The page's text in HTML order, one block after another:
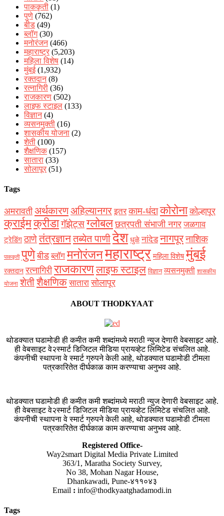
पाककृती (1)
पुणे (762)
बीड (49)
ब्लॉग(30)
मनोरंजन(466)
महाराष्ट्र (5,203)
महिला विशेष (14)
मुंबई(1,932)
रक्‍तदान(8)
रत्नागिरी (36)
राजकारण (502)
लाइफ स्टाइल (133)
विज्ञान(4)
व्यसनमुक्ती (16)
शासकीय योजना (2)
शेती (100)
शैक्षणिक (157)
सातारा (33)
सोलापूर (51)
Tags
अमरावती अर्थकारणअहिल्यानगर इतर काम-धंदाकोरोना कोल्हापूर
क्राईमक्रीडागॅझेट्सग्लोबल छत्रपती संभाजी नगर जळगाव
ट्रेडिंग ठाणेतंत्रज्ञानतब्येत पाणीदेश धुळे नांदेड नागपूरनाशिक
पाककृती पुणे बीड ब्लॉग मनोरंजनमहाराष्ट्र महिला विशेष मुंबई
रक्‍तदान रत्नागिरी राजकारणलाइफ स्टाइल विज्ञान व्यसनमुक्ती शासकीय
योजना शेतीशैक्षणिक सातारा सोलापूर
ABOUT THODKYAAT
थोडक्यात घडामोडी ही कमीत कमी शब्दांमध्ये मराठी न्युज देणारी वेबसाइट आहे.
ही वेबसाइट वे२स्मार्ट डिजिटल मीडिया प्रायव्हेट लिमिटेड संचलित आहे.
कंपनीची स्थापना वे स्मार्ट ग्रुपने केली आहे, थोडक्यात घडामोडी टीमला
पत्रकारितेत दीर्घकाळ काम करण्याचा अनुभव आहे.
थोडक्यात घडामोडी ही कमीत कमी शब्दांमध्ये मराठी न्युज देणारी वेबसाइट आहे.
ही वेबसाइट वे२स्मार्ट डिजिटल मीडिया प्रायव्हेट लिमिटेड संचलित आहे.
कंपनीची स्थापना वे स्मार्ट ग्रुपने केली आहे, थोडक्यात घडामोडी टीमला
पत्रकारितेत दीर्घकाळ काम करण्याचा अनुभव आहे.
Registered Office-
Way2smart Digital Media Private Limited
363/1, Maratha Society Survey,
No 38, Mohan Nagar House,
Dhankawadi, Pune-४११०४३
Email : info@thodkyaatghadamodi.in
Tags